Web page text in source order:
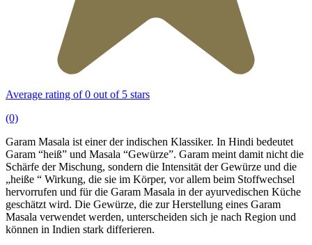
Average rating of 0 out of 5 stars
(0)
Garam Masala ist einer der indischen Klassiker. In Hindi bedeutet
Garam “heiß” und Masala “Gewürze”. Garam meint damit nicht die
Schärfe der Mischung, sondern die Intensität der Gewürze und die
„heiße “ Wirkung, die sie im Körper, vor allem beim Stoffwechsel
hervorrufen und für die Garam Masala in der ayurvedischen Küche
geschätzt wird. Die Gewürze, die zur Herstellung eines Garam
Masala verwendet werden, unterscheiden sich je nach Region und
können in Indien stark differieren.